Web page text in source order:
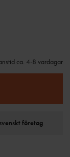
ca. 4-8 vardagar
företag